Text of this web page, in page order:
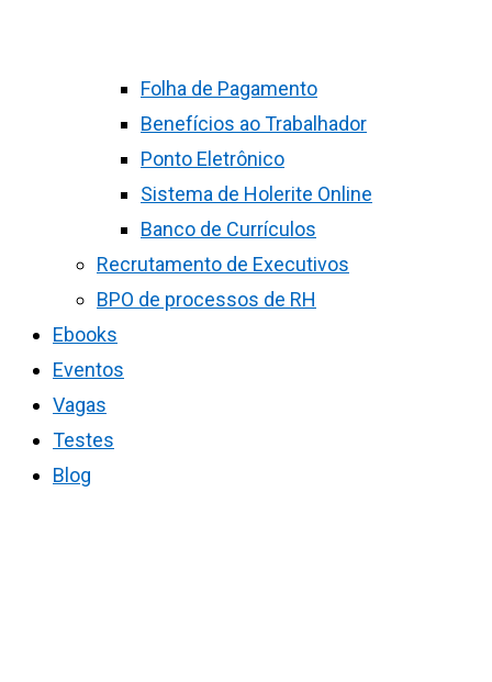
Folha de Pagamento
Benefícios ao Trabalhador
Ponto Eletrônico
Sistema de Holerite Online
Banco de Currículos
Recrutamento de Executivos
BPO de processos de RH
Ebooks
Eventos
Vagas
Testes
Blog